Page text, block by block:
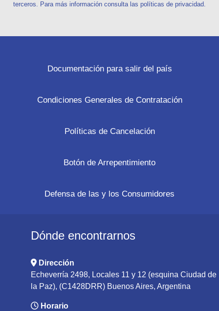
terceros. Para más información consulta las políticas de privacidad.
Documentación para salir del país
Condiciones Generales de Contratación
Políticas de Cancelación
Botón de Arrepentimiento
Defensa de las y los Consumidores
Dónde encontrarnos
Dirección
Echeverría 2498, Locales 11 y 12 (esquina Ciudad de
la Paz), (C1428DRR) Buenos Aires, Argentina
Horario